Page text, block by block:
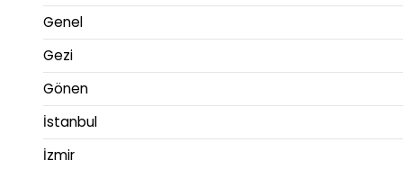
Genel
Gezi
Gönen
İstanbul
İzmir